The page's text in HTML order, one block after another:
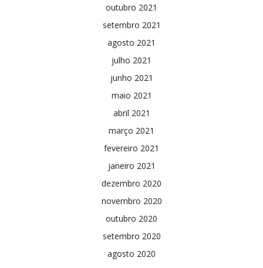
outubro 2021
setembro 2021
agosto 2021
julho 2021
junho 2021
maio 2021
abril 2021
março 2021
fevereiro 2021
janeiro 2021
dezembro 2020
novembro 2020
outubro 2020
setembro 2020
agosto 2020